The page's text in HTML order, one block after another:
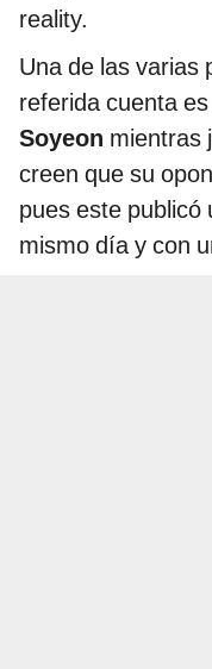
reality.
Una de las varias
referida cuenta
Soyeon mientras
creen que su
pues este publicó
mismo día y con